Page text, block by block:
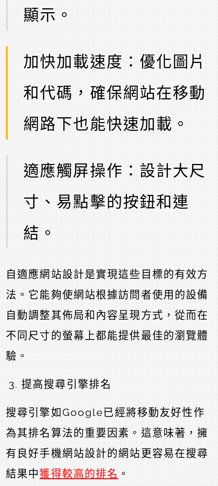
顯示。
加快加載速度：優化圖片
和代碼，確保網站在移動
網路下也能快速加載。
適應觸屏操作：設計大尺
寸、易點擊的按鈕和連
結。
自適應網站設計是實現這些目標的有效方
法。它能夠使網站根據訪問者使用的設備
自動調整其佈局和內容呈現方式，從而在
不同尺寸的螢幕上都能提供最佳的瀏覽體
驗。
提高搜尋引擎排名
搜尋引擎如Google已經將移動友好性作
為其排名算法的重要因素。這意味著，擁
有良好手機網站設計的網站更容易在搜尋
結果中獲得較高的排名 。